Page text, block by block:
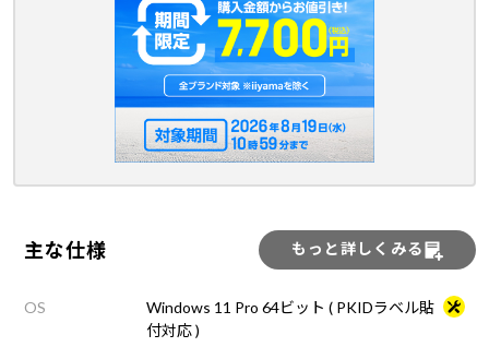
主な仕様 もっと詳しくみる
OS
Windows 11 Pro 64ビット ( PKIDラベル貼
付対応 )